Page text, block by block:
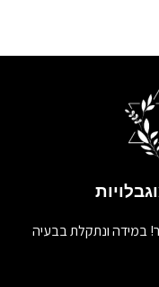
במידה ונתקלת בבעיה